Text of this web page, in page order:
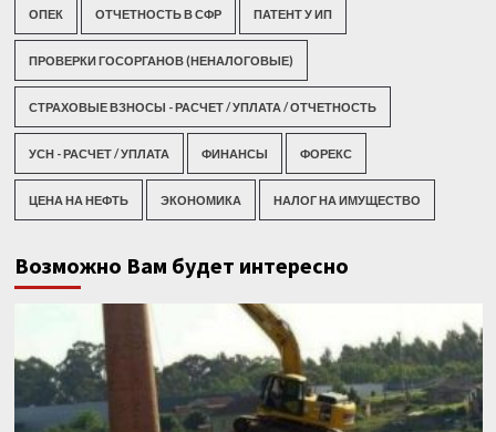
ОПЕК ОТЧЕТНОСТЬ В СФР ПАТЕНТ У ИП
ПРОВЕРКИ ГОСОРГАНОВ (НЕНАЛОГОВЫЕ)
СТРАХОВЫЕ ВЗНОСЫ - РАСЧЕТ / УПЛАТА / ОТЧЕТНОСТЬ
УСН - РАСЧЕТ / УПЛАТА ФИНАНСЫ ФОРЕКС
ЦЕНА НА НЕФТЬ ЭКОНОМИКА НАЛОГ НА ИМУЩЕСТВО
Возможно Вам будет интересно